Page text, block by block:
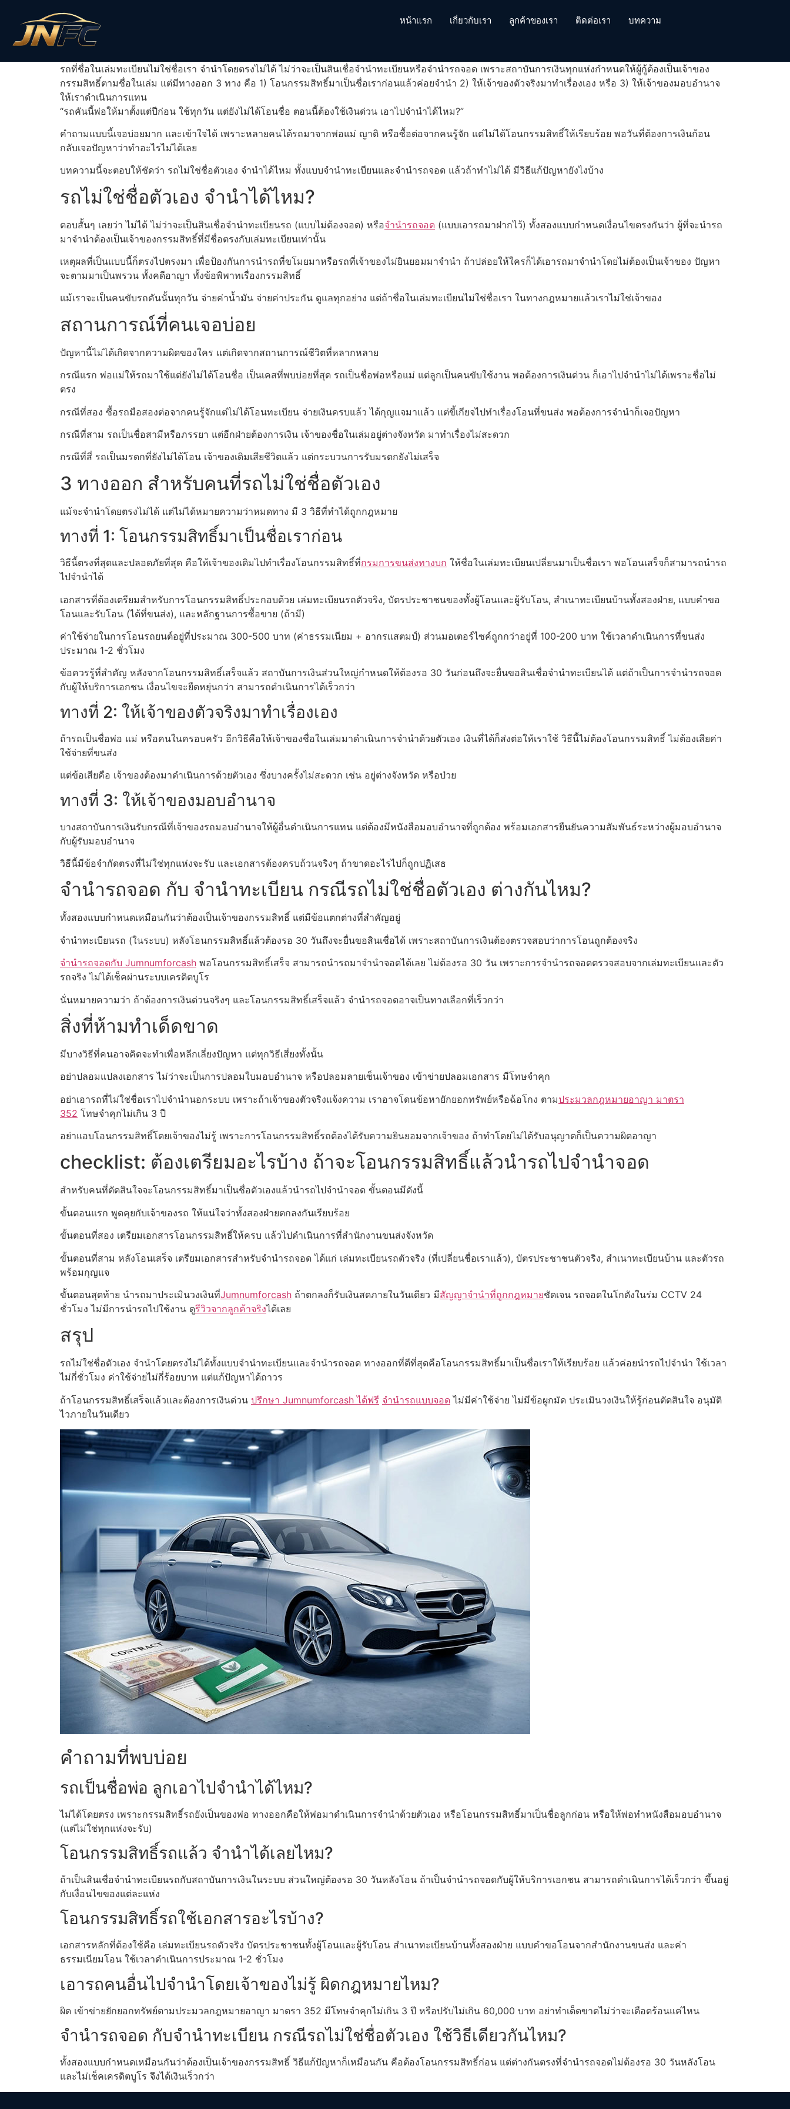
หน้าแรก เกี่ยวกับเรา ลูกค้าของเรา ติดต่อเรา บทความ
รถที่ชื่อในเล่มทะเบียนไม่ใช่ชื่อเรา จำนำโดยตรงไม่ได้ ไม่ว่าจะเป็นสินเชื่อจำนำทะเบียนหรือจำนำรถจอด เพราะสถาบันการเงินทุกแห่งกำหนดให้ผู้กู้ต้องเป็นเจ้าของ
กรรมสิทธิ์ตามชื่อในเล่ม แต่มีทางออก 3 ทาง คือ 1) โอนกรรมสิทธิ์มาเป็นชื่อเราก่อนแล้วค่อยจำนำ 2) ให้เจ้าของตัวจริงมาทำเรื่องเอง หรือ 3) ให้เจ้าของมอบอำนาจ
ให้เราดำเนินการแทน
“รถคันนี้พ่อให้มาตั้งแต่ปีก่อน ใช้ทุกวัน แต่ยังไม่ได้โอนชื่อ ตอนนี้ต้องใช้เงินด่วน เอาไปจำนำได้ไหม?”
คำถามแบบนี้เจอบ่อยมาก และเข้าใจได้ เพราะหลายคนได้รถมาจากพ่อแม่ ญาติ หรือซื้อต่อจากคนรู้จัก แต่ไม่ได้โอนกรรมสิทธิ์ให้เรียบร้อย พอวันที่ต้องการเงินก้อน
กลับเจอปัญหาว่าทำอะไรไม่ได้เลย
บทความนี้จะตอบให้ชัดว่า รถไม่ใช่ชื่อตัวเอง จำนำได้ไหม ทั้งแบบจำนำทะเบียนและจำนำรถจอด แล้วถ้าทำไม่ได้ มีวิธีแก้ปัญหายังไงบ้าง
รถไม่ใช่ชื่อตัวเอง จำนำได้ไหม?
ตอบสั้นๆ เลยว่า ไม่ได้ ไม่ว่าจะเป็นสินเชื่อจำนำทะเบียนรถ (แบบไม่ต้องจอด) หรือจำนำรถจอด (แบบเอารถมาฝากไว้) ทั้งสองแบบกำหนดเงื่อนไขตรงกันว่า ผู้ที่จะนำรถ
มาจำนำต้องเป็นเจ้าของกรรมสิทธิ์ที่มีชื่อตรงกับเล่มทะเบียนเท่านั้น
เหตุผลที่เป็นแบบนี้ก็ตรงไปตรงมา เพื่อป้องกันการนำรถที่ขโมยมาหรือรถที่เจ้าของไม่ยินยอมมาจำนำ ถ้าปล่อยให้ใครก็ได้เอารถมาจำนำโดยไม่ต้องเป็นเจ้าของ ปัญหา
จะตามมาเป็นพรวน ทั้งคดีอาญา ทั้งข้อพิพาทเรื่องกรรมสิทธิ์
แม้เราจะเป็นคนขับรถคันนั้นทุกวัน จ่ายค่าน้ำมัน จ่ายค่าประกัน ดูแลทุกอย่าง แต่ถ้าชื่อในเล่มทะเบียนไม่ใช่ชื่อเรา ในทางกฎหมายแล้วเราไม่ใช่เจ้าของ
สถานการณ์ที่คนเจอบ่อย
ปัญหานี้ไม่ได้เกิดจากความผิดของใคร แต่เกิดจากสถานการณ์ชีวิตที่หลากหลาย
กรณีแรก พ่อแม่ให้รถมาใช้แต่ยังไม่ได้โอนชื่อ เป็นเคสที่พบบ่อยที่สุด รถเป็นชื่อพ่อหรือแม่ แต่ลูกเป็นคนขับใช้งาน พอต้องการเงินด่วน ก็เอาไปจำนำไม่ได้เพราะชื่อไม่
ตรง
กรณีที่สอง ซื้อรถมือสองต่อจากคนรู้จักแต่ไม่ได้โอนทะเบียน จ่ายเงินครบแล้ว ได้กุญแจมาแล้ว แต่ขี้เกียจไปทำเรื่องโอนที่ขนส่ง พอต้องการจำนำก็เจอปัญหา
กรณีที่สาม รถเป็นชื่อสามีหรือภรรยา แต่อีกฝ่ายต้องการเงิน เจ้าของชื่อในเล่มอยู่ต่างจังหวัด มาทำเรื่องไม่สะดวก
กรณีที่สี่ รถเป็นมรดกที่ยังไม่ได้โอน เจ้าของเดิมเสียชีวิตแล้ว แต่กระบวนการรับมรดกยังไม่เสร็จ
3 ทางออก สำหรับคนที่รถไม่ใช่ชื่อตัวเอง
แม้จะจำนำโดยตรงไม่ได้ แต่ไม่ได้หมายความว่าหมดทาง มี 3 วิธีที่ทำได้ถูกกฎหมาย
ทางที่ 1: โอนกรรมสิทธิ์มาเป็นชื่อเราก่อน
วิธีนี้ตรงที่สุดและปลอดภัยที่สุด คือให้เจ้าของเดิมไปทำเรื่องโอนกรรมสิทธิ์ที่กรมการขนส่งทางบก ให้ชื่อในเล่มทะเบียนเปลี่ยนมาเป็นชื่อเรา พอโอนเสร็จก็สามารถนำรถ
ไปจำนำได้
เอกสารที่ต้องเตรียมสำหรับการโอนกรรมสิทธิ์ประกอบด้วย เล่มทะเบียนรถตัวจริง, บัตรประชาชนของทั้งผู้โอนและผู้รับโอน, สำเนาทะเบียนบ้านทั้งสองฝ่าย, แบบคำขอ
โอนและรับโอน (ได้ที่ขนส่ง), และหลักฐานการซื้อขาย (ถ้ามี)
ค่าใช้จ่ายในการโอนรถยนต์อยู่ที่ประมาณ 300-500 บาท (ค่าธรรมเนียม + อากรแสตมป์) ส่วนมอเตอร์ไซค์ถูกกว่าอยู่ที่ 100-200 บาท ใช้เวลาดำเนินการที่ขนส่ง
ประมาณ 1-2 ชั่วโมง
ข้อควรรู้ที่สำคัญ หลังจากโอนกรรมสิทธิ์เสร็จแล้ว สถาบันการเงินส่วนใหญ่กำหนดให้ต้องรอ 30 วันก่อนถึงจะยื่นขอสินเชื่อจำนำทะเบียนได้ แต่ถ้าเป็นการจำนำรถจอด
กับผู้ให้บริการเอกชน เงื่อนไขจะยืดหยุ่นกว่า สามารถดำเนินการได้เร็วกว่า
ทางที่ 2: ให้เจ้าของตัวจริงมาทำเรื่องเอง
ถ้ารถเป็นชื่อพ่อ แม่ หรือคนในครอบครัว อีกวิธีคือให้เจ้าของชื่อในเล่มมาดำเนินการจำนำด้วยตัวเอง เงินที่ได้ก็ส่งต่อให้เราใช้ วิธีนี้ไม่ต้องโอนกรรมสิทธิ์ ไม่ต้องเสียค่า
ใช้จ่ายที่ขนส่ง
แต่ข้อเสียคือ เจ้าของต้องมาดำเนินการด้วยตัวเอง ซึ่งบางครั้งไม่สะดวก เช่น อยู่ต่างจังหวัด หรือป่วย
ทางที่ 3: ให้เจ้าของมอบอำนาจ
บางสถาบันการเงินรับกรณีที่เจ้าของรถมอบอำนาจให้ผู้อื่นดำเนินการแทน แต่ต้องมีหนังสือมอบอำนาจที่ถูกต้อง พร้อมเอกสารยืนยันความสัมพันธ์ระหว่างผู้มอบอำนาจ
กับผู้รับมอบอำนาจ
วิธีนี้มีข้อจำกัดตรงที่ไม่ใช่ทุกแห่งจะรับ และเอกสารต้องครบถ้วนจริงๆ ถ้าขาดอะไรไปก็ถูกปฏิเสธ
จำนำรถจอด กับ จำนำทะเบียน กรณีรถไม่ใช่ชื่อตัวเอง ต่างกันไหม?
ทั้งสองแบบกำหนดเหมือนกันว่าต้องเป็นเจ้าของกรรมสิทธิ์ แต่มีข้อแตกต่างที่สำคัญอยู่
จำนำทะเบียนรถ (ในระบบ) หลังโอนกรรมสิทธิ์แล้วต้องรอ 30 วันถึงจะยื่นขอสินเชื่อได้ เพราะสถาบันการเงินต้องตรวจสอบว่าการโอนถูกต้องจริง
จำนำรถจอดกับ Jumnumforcash พอโอนกรรมสิทธิ์เสร็จ สามารถนำรถมาจำนำจอดได้เลย ไม่ต้องรอ 30 วัน เพราะการจำนำรถจอดตรวจสอบจากเล่มทะเบียนและตัว
รถจริง ไม่ได้เช็คผ่านระบบเครดิตบูโร
นั่นหมายความว่า ถ้าต้องการเงินด่วนจริงๆ และโอนกรรมสิทธิ์เสร็จแล้ว จำนำรถจอดอาจเป็นทางเลือกที่เร็วกว่า
สิ่งที่ห้ามทำเด็ดขาด
มีบางวิธีที่คนอาจคิดจะทำเพื่อหลีกเลี่ยงปัญหา แต่ทุกวิธีเสี่ยงทั้งนั้น
อย่าปลอมแปลงเอกสาร ไม่ว่าจะเป็นการปลอมใบมอบอำนาจ หรือปลอมลายเซ็นเจ้าของ เข้าข่ายปลอมเอกสาร มีโทษจำคุก
อย่าเอารถที่ไม่ใช่ชื่อเราไปจำนำนอกระบบ เพราะถ้าเจ้าของตัวจริงแจ้งความ เราอาจโดนข้อหายักยอกทรัพย์หรือฉ้อโกง ตามประมวลกฎหมายอาญา มาตรา
352 โทษจำคุกไม่เกิน 3 ปี
อย่าแอบโอนกรรมสิทธิ์โดยเจ้าของไม่รู้ เพราะการโอนกรรมสิทธิ์รถต้องได้รับความยินยอมจากเจ้าของ ถ้าทำโดยไม่ได้รับอนุญาตก็เป็นความผิดอาญา
checklist: ต้องเตรียมอะไรบ้าง ถ้าจะโอนกรรมสิทธิ์แล้วนำรถไปจำนำจอด
สำหรับคนที่ตัดสินใจจะโอนกรรมสิทธิ์มาเป็นชื่อตัวเองแล้วนำรถไปจำนำจอด ขั้นตอนมีดังนี้
ขั้นตอนแรก พูดคุยกับเจ้าของรถ ให้แน่ใจว่าทั้งสองฝ่ายตกลงกันเรียบร้อย
ขั้นตอนที่สอง เตรียมเอกสารโอนกรรมสิทธิ์ให้ครบ แล้วไปดำเนินการที่สำนักงานขนส่งจังหวัด
ขั้นตอนที่สาม หลังโอนเสร็จ เตรียมเอกสารสำหรับจำนำรถจอด ได้แก่ เล่มทะเบียนรถตัวจริง (ที่เปลี่ยนชื่อเราแล้ว), บัตรประชาชนตัวจริง, สำเนาทะเบียนบ้าน และตัวรถ
พร้อมกุญแจ
ขั้นตอนสุดท้าย นำรถมาประเมินวงเงินที่Jumnumforcash ถ้าตกลงก็รับเงินสดภายในวันเดียว มีสัญญาจำนำที่ถูกกฎหมายชัดเจน รถจอดในโกดังในร่ม CCTV 24
ชั่วโมง ไม่มีการนำรถไปใช้งาน ดูรีวิวจากลูกค้าจริงได้เลย
สรุป
รถไม่ใช่ชื่อตัวเอง จำนำโดยตรงไม่ได้ทั้งแบบจำนำทะเบียนและจำนำรถจอด ทางออกที่ดีที่สุดคือโอนกรรมสิทธิ์มาเป็นชื่อเราให้เรียบร้อย แล้วค่อยนำรถไปจำนำ ใช้เวลา
ไม่กี่ชั่วโมง ค่าใช้จ่ายไม่กี่ร้อยบาท แต่แก้ปัญหาได้ถาวร
ถ้าโอนกรรมสิทธิ์เสร็จแล้วและต้องการเงินด่วน ปรึกษา Jumnumforcash ได้ฟรี จำนำรถแบบจอด ไม่มีค่าใช้จ่าย ไม่มีข้อผูกมัด ประเมินวงเงินให้รู้ก่อนตัดสินใจ อนุมัติ
ไวภายในวันเดียว
คำถามที่พบบ่อย
รถเป็นชื่อพ่อ ลูกเอาไปจำนำได้ไหม?
ไม่ได้โดยตรง เพราะกรรมสิทธิ์รถยังเป็นของพ่อ ทางออกคือให้พ่อมาดำเนินการจำนำด้วยตัวเอง หรือโอนกรรมสิทธิ์มาเป็นชื่อลูกก่อน หรือให้พ่อทำหนังสือมอบอำนาจ
(แต่ไม่ใช่ทุกแห่งจะรับ)
โอนกรรมสิทธิ์รถแล้ว จำนำได้เลยไหม?
ถ้าเป็นสินเชื่อจำนำทะเบียนรถกับสถาบันการเงินในระบบ ส่วนใหญ่ต้องรอ 30 วันหลังโอน ถ้าเป็นจำนำรถจอดกับผู้ให้บริการเอกชน สามารถดำเนินการได้เร็วกว่า ขึ้นอยู่
กับเงื่อนไขของแต่ละแห่ง
โอนกรรมสิทธิ์รถใช้เอกสารอะไรบ้าง?
เอกสารหลักที่ต้องใช้คือ เล่มทะเบียนรถตัวจริง บัตรประชาชนทั้งผู้โอนและผู้รับโอน สำเนาทะเบียนบ้านทั้งสองฝ่าย แบบคำขอโอนจากสำนักงานขนส่ง และค่า
ธรรมเนียมโอน ใช้เวลาดำเนินการประมาณ 1-2 ชั่วโมง
เอารถคนอื่นไปจำนำโดยเจ้าของไม่รู้ ผิดกฎหมายไหม?
ผิด เข้าข่ายยักยอกทรัพย์ตามประมวลกฎหมายอาญา มาตรา 352 มีโทษจำคุกไม่เกิน 3 ปี หรือปรับไม่เกิน 60,000 บาท อย่าทำเด็ดขาดไม่ว่าจะเดือดร้อนแค่ไหน
จำนำรถจอด กับจำนำทะเบียน กรณีรถไม่ใช่ชื่อตัวเอง ใช้วิธีเดียวกันไหม?
ทั้งสองแบบกำหนดเหมือนกันว่าต้องเป็นเจ้าของกรรมสิทธิ์ วิธีแก้ปัญหาก็เหมือนกัน คือต้องโอนกรรมสิทธิ์ก่อน แต่ต่างกันตรงที่จำนำรถจอดไม่ต้องรอ 30 วันหลังโอน
และไม่เช็คเครดิตบูโร จึงได้เงินเร็วกว่า